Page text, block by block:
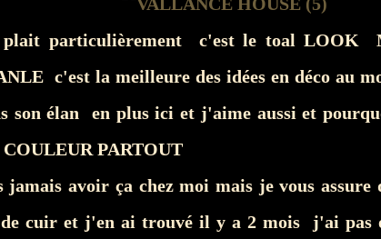
plait particulièrement c'est le toal LOOK
c'est la meilleure des idées en déco au
son élan en plus ici et j'aime aussi et
PARTOUT
jamais avoir ça chez moi mais je vous
cuir et j'en ai trouvé il y a 2 mois j'ai pas